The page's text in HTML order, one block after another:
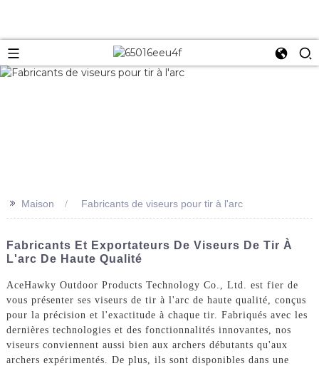
>> Maison Fabricants de viseurs pour tir à l'arc
Fabricants Et Exportateurs De Viseurs De Tir À
L'arc De Haute Qualité
AceHawky Outdoor Products Technology Co., Ltd. est fier de
vous présenter ses viseurs de tir à l'arc de haute qualité, conçus
pour la précision et l'exactitude à chaque tir. Fabriqués avec les
dernières technologies et des fonctionnalités innovantes, nos
viseurs conviennent aussi bien aux archers débutants qu'aux
archers expérimentés. De plus, ils sont disponibles dans une